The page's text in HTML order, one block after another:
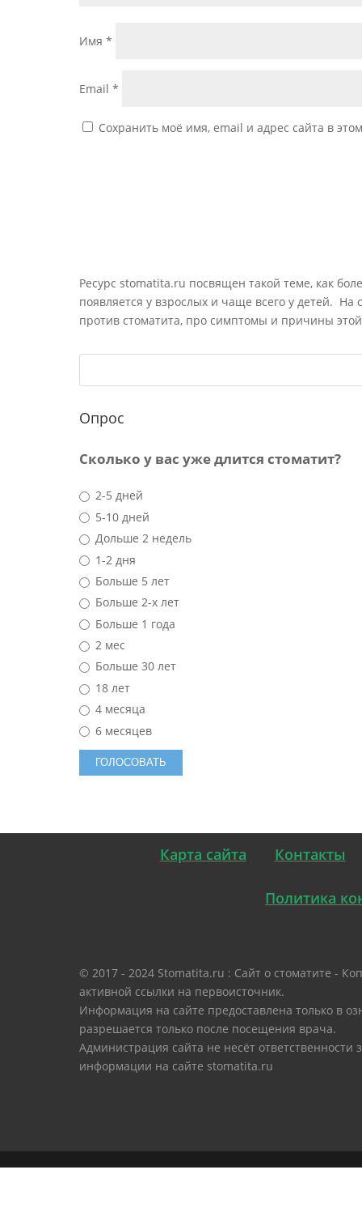
Имя *
Email *
Сохранить моё имя, email и адрес сайта в
Ресурс stomatita.ru посвящен такой теме, как
появляется у взрослых и чаще всего у детей.
против стоматита, про симптомы и причины
Опрос
Сколько у вас уже длится стоматит?
2-5 дней
5-10 дней
Дольше 2 недель
1-2 дня
Больше 5 лет
Больше 2-х лет
Больше 1 года
2 мес
Больше 30 лет
18 лет
4 месяца
6 месяцев
Карта сайта Контакты
Политика
© 2017 - 2024 Stomatita.ru : Сайт о стоматите -
активной ссылки на первоисточник.
Информация на сайте предоставлена только в
разрешается только после посещения врача.
Администрация сайта не несёт
информации на сайте stomatita.ru